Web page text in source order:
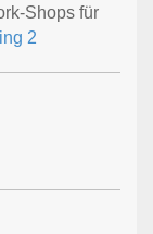
Shops für